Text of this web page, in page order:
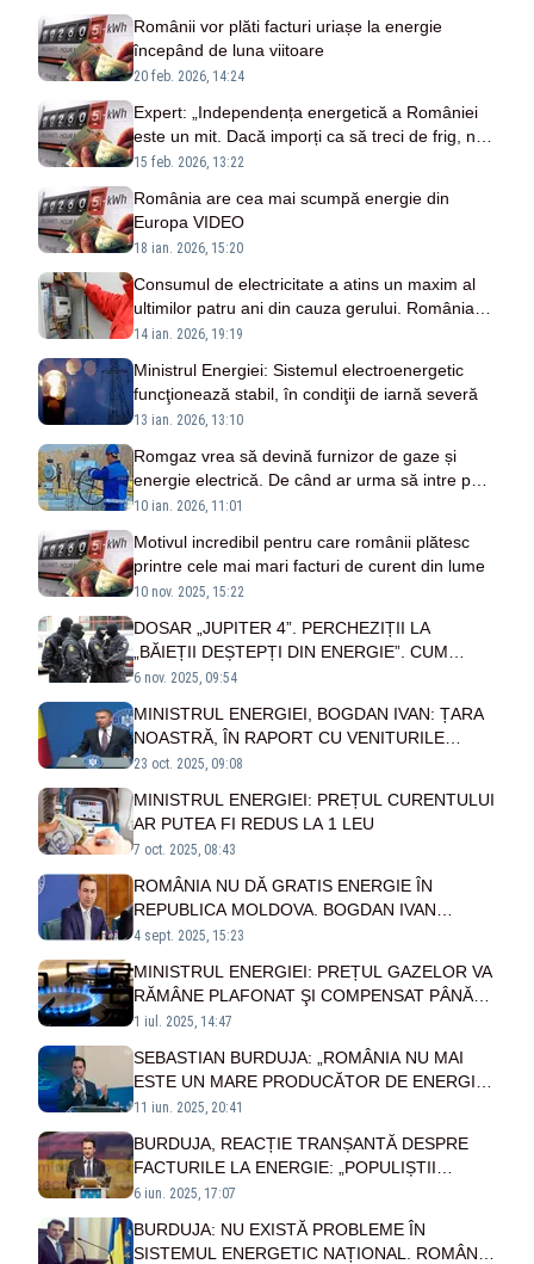
Românii vor plăti facturi uriașe la energie
începând de luna viitoare
20 feb. 2026, 14:24
Expert: „Independența energetică a României
este un mit. Dacă imporți ca să treci de frig, nu
ești independent”
15 feb. 2026, 13:22
România are cea mai scumpă energie din
Europa VIDEO
18 ian. 2026, 15:20
Consumul de electricitate a atins un maxim al
ultimilor patru ani din cauza gerului. România
importă energie la orele de vârf
14 ian. 2026, 19:19
Ministrul Energiei: Sistemul electroenergetic
funcţionează stabil, în condiţii de iarnă severă
13 ian. 2026, 13:10
Romgaz vrea să devină furnizor de gaze și
energie electrică. De când ar urma să intre pe
piață?
10 ian. 2026, 11:01
Motivul incredibil pentru care românii plătesc
printre cele mai mari facturi de curent din lume
10 nov. 2025, 15:22
DOSAR „JUPITER 4”. PERCHEZIȚII LA
„BĂIEȚII DEȘTEPȚI DIN ENERGIE”. CUM
ERAU „ARANJATE” PREȚURILE PRIN
6 nov. 2025, 09:54
MINISTRUL ENERGIEI, BOGDAN IVAN: ȚARA
NOASTRĂ, ÎN RAPORT CU VENITURILE
POPULAȚIEI, PLĂTEȘTE CEL MAI MARE
23 oct. 2025, 09:08
MINISTRUL ENERGIEI: PREȚUL CURENTULUI
AR PUTEA FI REDUS LA 1 LEU
7 oct. 2025, 08:43
ROMÂNIA NU DĂ GRATIS ENERGIE ÎN
REPUBLICA MOLDOVA. BOGDAN IVAN
DEMONTEAZĂ „FAKE NEWS”-UL
4 sept. 2025, 15:23
MINISTRUL ENERGIEI: PREȚUL GAZELOR VA
RĂMÂNE PLAFONAT ŞI COMPENSAT PÂNĂ
LA 31 MARTIE 2026
1 iul. 2025, 14:47
SEBASTIAN BURDUJA: „ROMÂNIA NU MAI
ESTE UN MARE PRODUCĂTOR DE ENERGIE.
AVEM DE RECUPERAT CE S-A DISTRUS ÎN 20
11 iun. 2025, 20:41
BURDUJA, REACȚIE TRANȘANTĂ DESPRE
FACTURILE LA ENERGIE: „POPULIȘTII
TOXICI VĂ POT MINȚI CĂ ENERGIA E
6 iun. 2025, 17:07
BURDUJA: NU EXISTĂ PROBLEME ÎN
SISTEMUL ENERGETIC NAȚIONAL. ROMÂNIA